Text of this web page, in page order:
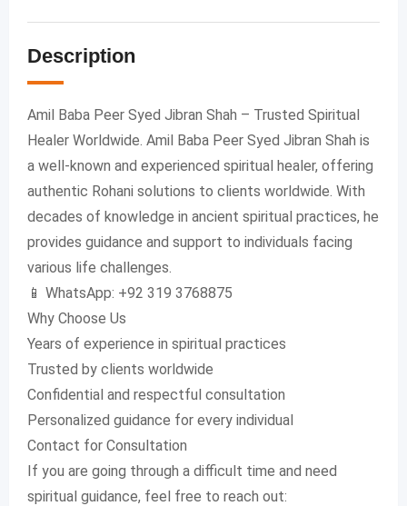
Description
Amil Baba Peer Syed Jibran Shah – Trusted Spiritual
Healer Worldwide. Amil Baba Peer Syed Jibran Shah is
a well-known and experienced spiritual healer, offering
authentic Rohani solutions to clients worldwide. With
decades of knowledge in ancient spiritual practices, he
provides guidance and support to individuals facing
various life challenges.
📱 WhatsApp: +92 319 3768875
Why Choose Us
Years of experience in spiritual practices
Trusted by clients worldwide
Confidential and respectful consultation
Personalized guidance for every individual
Contact for Consultation
If you are going through a difficult time and need
spiritual guidance, feel free to reach out: